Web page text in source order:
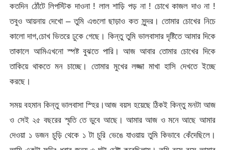
কতদিন ঠোঁটে লিপস্টিক দাওনা ! লাল শাড়ি পড় না ! চোখে কাজল দাও না !
তবুও আয়নায় দেখো – তুমি এগুলো ছাড়াও কত সুন্দর। তোমার চোখের নিচে
কালো দাগ,চোখ ভিতরে ঢুকে গেছে। কিন্তু তুমি ভালবাসার দৃষ্টিতে আমার দিকে
তাকালে আমিএখনো স্পষ্ট বুঝতে পারি। আজ আবার তোমার চোখের দিকে
তাকিয়ে থাকতে মন চাচ্ছে। তোমার মুখের লজ্জা মাখা হাসি দেখতে ইচ্ছে
করছে।
সময় বহমান কিন্তু ভালবাসা স্হির।আজ বয়স হয়েছে ঠিকই কিন্তু মনটা আজ
ও সেই ২৫ বছরের স্মৃতি তে ডুবে আছে। আমার আজ ও মনে আছে আমার
দেওয়া ১ ডজন চুড়ি থেকে ১ টা চুরি ভেঙে যাওয়ায় তুমি কিভাবে কেঁদেছিলে।